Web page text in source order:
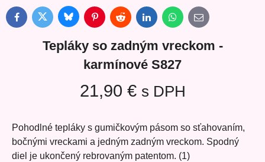
FacebookTwitter BlueskyPinterestReddit LinkedInWhatsApp
E-
mail
Tepláky so zadným vreckom -
karmínové S827
21,90 € s DPH
Pohodlné tepláky s gumičkovým pásom so sťahovaním,
bočnými vreckami a jedným zadným vreckom. Spodný
diel je ukončený rebrovaným patentom. (1)